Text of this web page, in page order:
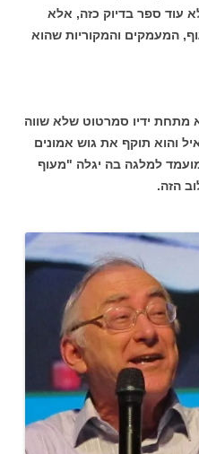
עוד ספר בדיוק כזה, אלא
המעמקים והמקוריות שהוא
ידיו סמרטוט שלא שווה
והוא תוקף את גוש אמונים
למלגה בה יגלה "מעוף
הזה.